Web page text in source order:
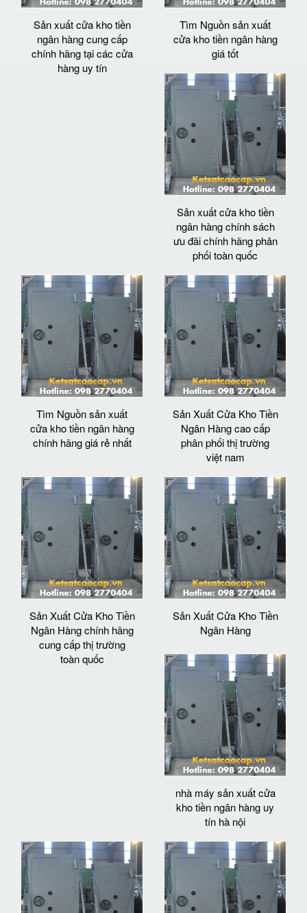
Sản xuất cửa kho tiền
ngân hàng cung cấp
chính hãng tại các cửa
hàng uy tín
Tìm Nguồn sản xuất
cửa kho tiền ngân hàng
giá tốt
Sản xuất cửa kho tiền
ngân hàng chính sách
ưu đãi chính hãng phân
phối toàn quốc
Tìm Nguồn sản xuất
cửa kho tiền ngân hàng
chính hãng giá rẻ nhất
Sản Xuất Cửa Kho Tiền
Ngân Hàng cao cấp
phân phối thị trường
việt nam
Sản Xuất Cửa Kho Tiền
Ngân Hàng chính hãng
cung cấp thị trường
toàn quốc
Sản Xuất Cửa Kho Tiền
Ngân Hàng
nhà máy sản xuất cửa
kho tiền ngân hàng uy
tín hà nội